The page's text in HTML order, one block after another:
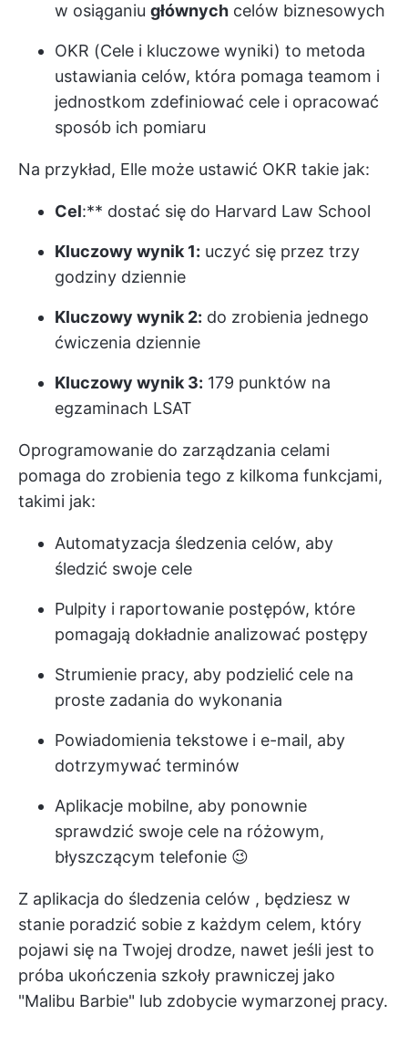
w osiąganiu głównych celów biznesowych
OKR (Cele i kluczowe wyniki) to metoda
ustawiania celów, która pomaga teamom i
jednostkom zdefiniować cele i opracować
sposób ich pomiaru
Na przykład, Elle może ustawić OKR takie jak:
Cel:** dostać się do Harvard Law School
Kluczowy wynik 1: uczyć się przez trzy
godziny dziennie
Kluczowy wynik 2: do zrobienia jednego
ćwiczenia dziennie
Kluczowy wynik 3: 179 punktów na
egzaminach LSAT
Oprogramowanie do zarządzania celami
pomaga do zrobienia tego z kilkoma funkcjami,
takimi jak:
Automatyzacja śledzenia celów, aby
śledzić swoje cele
Pulpity i raportowanie postępów, które
pomagają dokładnie analizować postępy
Strumienie pracy, aby podzielić cele na
proste zadania do wykonania
Powiadomienia tekstowe i e-mail, aby
dotrzymywać terminów
Aplikacje mobilne, aby ponownie
sprawdzić swoje cele na różowym,
błyszczącym telefonie 😉
Z aplikacja do śledzenia celów , będziesz w
stanie poradzić sobie z każdym celem, który
pojawi się na Twojej drodze, nawet jeśli jest to
próba ukończenia szkoły prawniczej jako
"Malibu Barbie" lub zdobycie wymarzonej pracy.